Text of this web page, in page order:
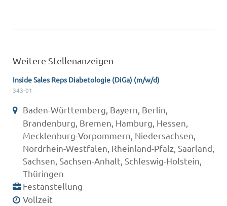
Weitere Stellenanzeigen
Inside Sales Reps Diabetologie (DiGa) (m/w/d)
343-01
Baden-Württemberg, Bayern, Berlin,
Brandenburg, Bremen, Hamburg, Hessen,
Mecklenburg-Vorpommern, Niedersachsen,
Nordrhein-Westfalen, Rheinland-Pfalz, Saarland,
Sachsen, Sachsen-Anhalt, Schleswig-Holstein,
Thüringen
Festanstellung
Vollzeit